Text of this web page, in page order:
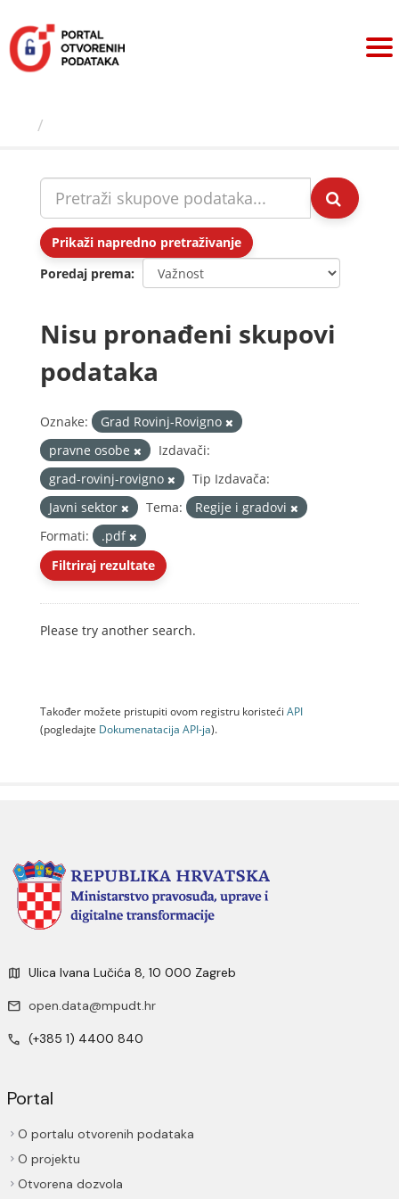
sadržaj
Prikaži napredno pretraživanje
Poredaj prema
Nisu pronađeni skupovi
podataka
Oznake:
Grad Rovinj-Rovigno
pravne osobe
Izdavači:
grad-rovinj-rovigno
Tip Izdavača:
Javni sektor
Tema:
Regije i gradovi
Formati:
.pdf
Filtriraj rezultate
Please try another search.
Također možete pristupiti ovom registru koristeći API
(pogledajte Dokumenаtаcijа API-jа).